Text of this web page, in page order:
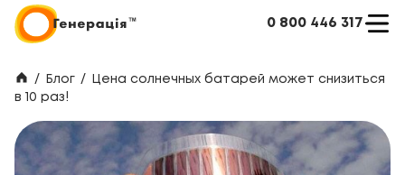
0 800 446 317
/ Блог /
Цена солнечных батарей может снизиться
в 10 раз!